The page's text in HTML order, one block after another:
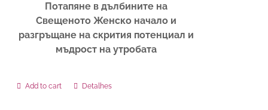
Потапяне в дълбините на
Свещеното Женско начало и
разгръщане на скрития потенциал и
мъдрост на утробата
Add to cart Detalhes